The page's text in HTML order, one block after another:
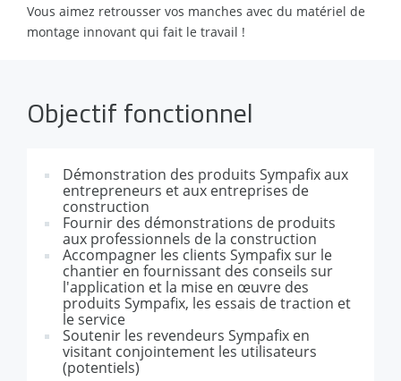
Vous aimez retrousser vos manches avec du matériel de
montage innovant qui fait le travail !
Objectif fonctionnel
Démonstration des produits Sympafix aux
entrepreneurs et aux entreprises de
construction
Fournir des démonstrations de produits
aux professionnels de la construction
Accompagner les clients Sympafix sur le
chantier en fournissant des conseils sur
l'application et la mise en œuvre des
produits Sympafix, les essais de traction et
le service
Soutenir les revendeurs Sympafix en
visitant conjointement les utilisateurs
(potentiels)